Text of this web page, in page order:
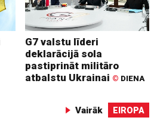
G7 valstu līderi
deklarācijā sola
pastiprināt militāro
atbalstu Ukrainai © DIENA
Vairāk EIROPA